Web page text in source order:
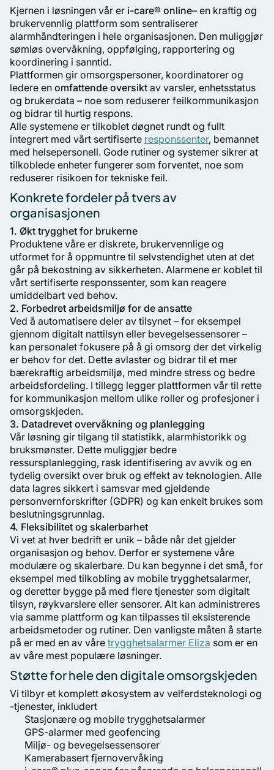
Kjernen i løsningen vår er i-care® online– en kraftig og
brukervennlig plattform som sentraliserer
alarmhåndteringen i hele organisasjonen. Den muliggjør
sømløs overvåkning, oppfølging, rapportering og
koordinering i sanntid.
Plattformen gir omsorgspersoner, koordinatorer og
ledere en omfattende oversikt av varsler, enhetsstatus
og brukerdata – noe som reduserer feilkommunikasjon
og bidrar til hurtig respons.
Alle systemene er tilkoblet døgnet rundt og fullt
integrert med vårt sertifiserte responssenter, bemannet
med helsepersonell. Gode rutiner og systemer sikrer at
tilkoblede enheter fungerer som forventet, noe som
reduserer risikoen for tekniske feil.
Konkrete fordeler på tvers av
organisasjonen
1. Økt trygghet for brukerne
Produktene våre er diskrete, brukervennlige og
utformet for å oppmuntre til selvstendighet uten at det
går på bekostning av sikkerheten. Alarmene er koblet til
vårt sertifiserte responssenter, som kan reagere
umiddelbart ved behov.
2. Forbedret arbeidsmiljø for de ansatte
Ved å automatisere deler av tilsynet – for eksempel
gjennom digitalt nattilsyn eller bevegelsessensorer –
kan personalet fokusere på å gi omsorg der det virkelig
er behov for det. Dette avlaster og bidrar til et mer
bærekraftig arbeidsmiljø, med mindre stress og bedre
arbeidsfordeling. I tillegg legger plattformen vår til rette
for kommunikasjon mellom ulike roller og profesjoner i
omsorgskjeden.
3. Datadrevet overvåkning og planlegging
Vår løsning gir tilgang til statistikk, alarmhistorikk og
bruksmønster. Dette muliggjør bedre
ressursplanlegging, rask identifisering av avvik og en
tydelig oversikt over bruk og effekt av teknologien. Alle
data lagres sikkert i samsvar med gjeldende
personvernforskrifter (GDPR) og kan enkelt brukes som
beslutningsgrunnlag.
4. Fleksibilitet og skalerbarhet
Vi vet at hver bedrift er unik – både når det gjelder
organisasjon og behov. Derfor er systemene våre
modulære og skalerbare. Du kan begynne i det små, for
eksempel med tilkobling av mobile trygghetsalarmer,
og deretter bygge på med flere tjenester som digitalt
tilsyn, røykvarslere eller sensorer. Alt kan administreres
via samme plattform og kan tilpasses til eksisterende
arbeidsmetoder og rutiner. Den vanligste måten å starte
på er med en av våre trygghetsalarmer Eliza som er en
av våre mest populære løsninger.
Støtte for hele den digitale omsorgskjeden
Vi tilbyr et komplett økosystem av velferdsteknologi og
-tjenester, inkludert
Stasjonære og mobile trygghetsalarmer
GPS-alarmer med geofencing
Miljø- og bevegelsessensorer
Kamerabasert fjernovervåking